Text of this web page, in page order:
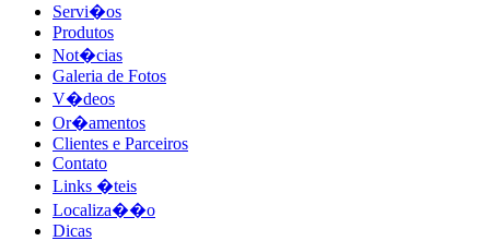
Servi�os
Produtos
Not�cias
Galeria de Fotos
V�deos
Or�amentos
Clientes e Parceiros
Contato
Links �teis
Localiza��o
Dicas